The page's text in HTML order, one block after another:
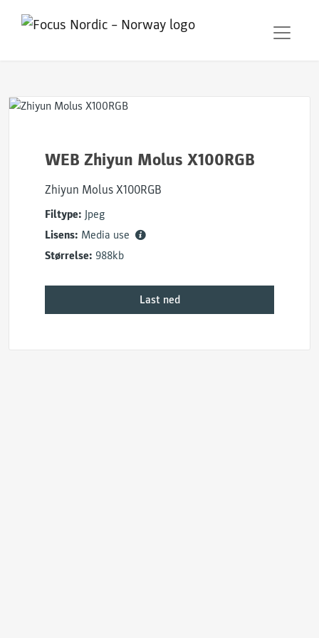
WEB Zhiyun Molus X100RGB
Zhiyun Molus X100RGB
Filtype: Jpeg
Lisens: Media use
Størrelse: 988kb
Last ned